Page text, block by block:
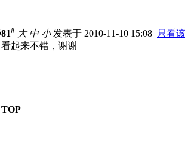
81# 大 中 小发表于 2010-11-10 15:08 只看
看起来不错，谢谢
TOP